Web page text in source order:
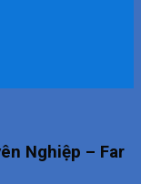
Nghiệp – Far